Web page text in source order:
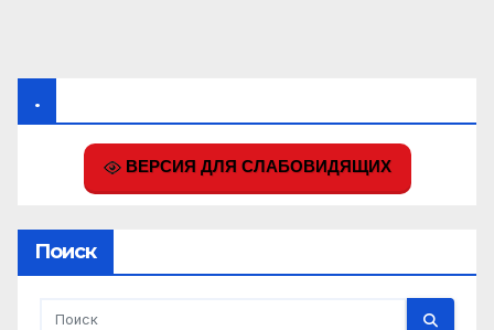
.
ВЕРСИЯ ДЛЯ СЛАБОВИДЯЩИХ
Поиск